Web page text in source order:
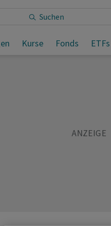
Kurse Fonds ETFs
erwartet
Teilen